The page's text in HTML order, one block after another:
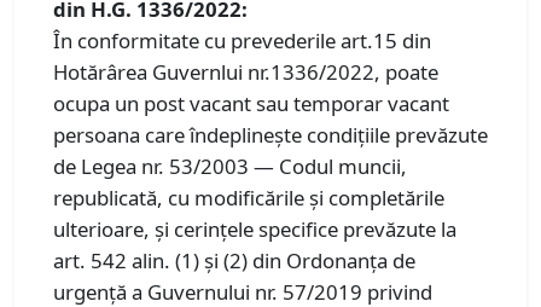
din H.G. 1336/2022:
În conformitate cu prevederile art.15 din
Hotărârea Guvernlui nr.1336/2022, poate
ocupa un post vacant sau temporar vacant
persoana care îndeplinește condițiile prevăzute
de Legea nr. 53/2003 — Codul muncii,
republicată, cu modificările și completările
ulterioare, și cerințele specifice prevăzute la
art. 542 alin. (1) și (2) din Ordonanța de
urgență a Guvernului nr. 57/2019 privind